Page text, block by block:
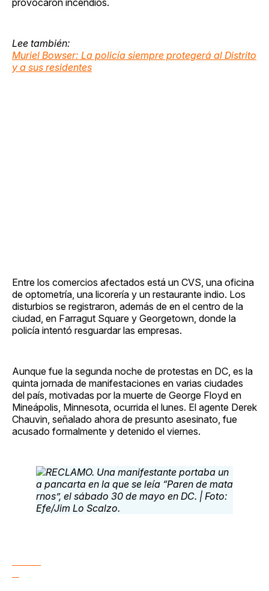
Lee también:
Muriel Bowser: La policía siempre protegerá al Distrito
y a sus residentes
Entre los comercios afectados está un CVS, una oficina
de optometría, una licorería y un restaurante indio. Los
disturbios se registraron, además de en el centro de la
ciudad, en Farragut Square y Georgetown, donde la
policía intentó resguardar las empresas.
Aunque fue la segunda noche de protestas en DC, es la
quinta jornada de manifestaciones en varias ciudades
del país, motivadas por la muerte de George Floyd en
Mineápolis, Minnesota, ocurrida el lunes. El agente Derek
Chauvin, señalado ahora de presunto asesinato, fue
acusado formalmente y detenido el viernes.